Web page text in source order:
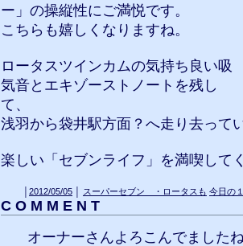
ー」の操縦性にご満悦です。
こちらも嬉しくなりますね。
ロータスツインカムの気持ち良い吸
気音とエキゾーストノートを残し
て、
浅羽から袋井駅方面？へ走り去って
楽しい「セブンライフ」を満喫して
2012/05/05 スーパーセブン ・ロータスも 今日の
C O M M E N T
オーナーさんよろこんでました